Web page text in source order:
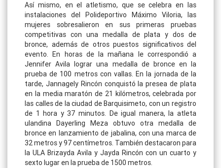
Así mismo, en el atletismo, que se celebra en las
instalaciones del Polideportivo Máximo Viloria, las
mujeres sobresalieron en sus primeras pruebas
competitivas con una medalla de plata y dos de
bronce, además de otros puestos significativos del
evento. En horas de la mañana le correspondió a
Jennifer Avila lograr una medalla de bronce en la
prueba de 100 metros con vallas. En la jornada de la
tarde, Jannagely Rincón conquistó la presea de plata
en la media maratón de 21 kilómetros, celebrada por
las calles de la ciudad de Barquisimeto, con un registro
de 1 hora y 37 minutos. De igual manera, la atleta
ulandina Dayerling Meza obtuvo otra medalla de
bronce en lanzamiento de jabalina, con una marca de
32 metros y 97 centímetros. También destacaron para
la ULA Brizayda Avila y Jayda Rincón con un cuarto y
sexto lugar en la prueba de 1500 metros.